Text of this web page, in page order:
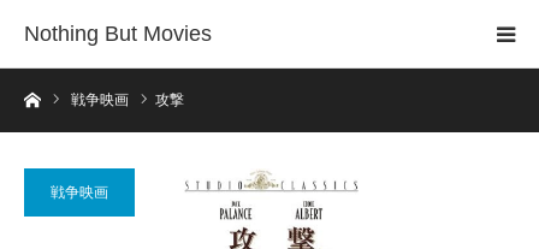
Nothing But Movies
ホーム戦争映画 攻撃
戦争映画